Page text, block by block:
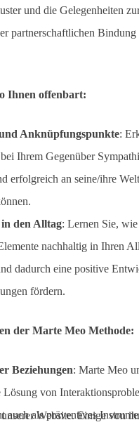
und die Gelegenheiten
partnerschaftlichen Bindung
Ihnen offenbart:
Anknüpfungspunkte:
Ihrem Gegenüber
erfolgreich an seine/ihre Welt
den Alltag: Lernen Sie,
nachhaltig in Ihren
dadurch eine positive
fördern.
der Marte Meo Methode:
Beziehungen: Marte Meo
von
auch als präventives
Website. Einige von